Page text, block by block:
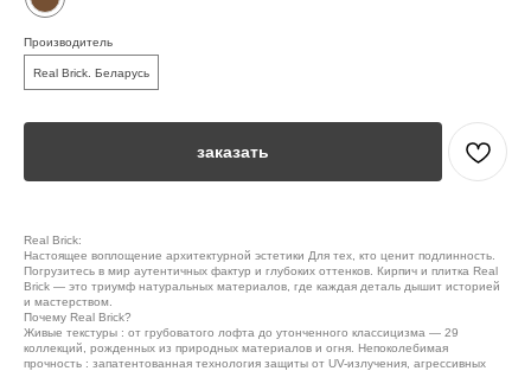
Производитель
Real Brick. Беларусь
заказать
Real Brick:
Настоящее воплощение архитектурной эстетики Для тех, кто ценит подлинность.
Погрузитесь в мир аутентичных фактур и глубоких оттенков. Кирпич и плитка Real
Brick — это триумф натуральных материалов, где каждая деталь дышит историей
и мастерством.
Почему Real Brick?
Живые текстуры : от грубоватого лофта до утонченного классицизма — 29
коллекций, рожденных из природных материалов и огня. Непоколебимая
прочность : запатентованная технология защиты от UV-излучения, агрессивных